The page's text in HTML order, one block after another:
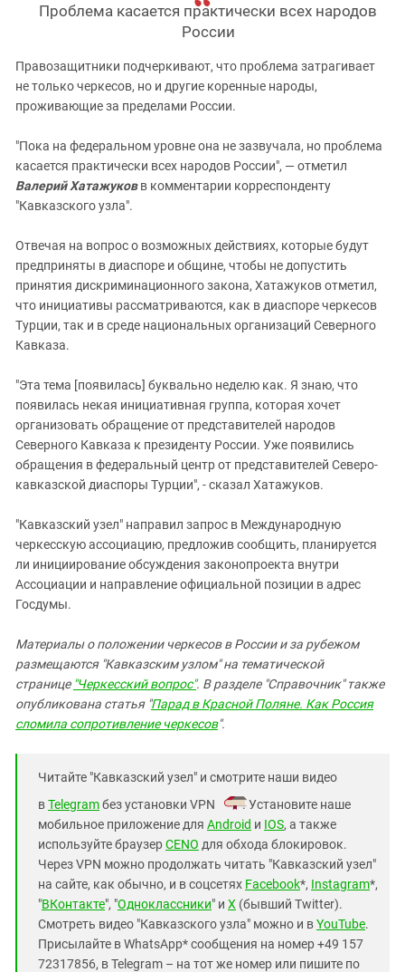
Проблема касается практически всех народов
России
Правозащитники подчеркивают, что проблема затрагивает
не только черкесов, но и другие коренные народы,
проживающие за пределами России.
"Пока на федеральном уровне она не зазвучала, но проблема
касается практически всех народов России", — отметил
ВалерийХатажуковв комментарии корреспонденту
"Кавказского узла".
Отвечая на вопрос о возможных действиях, которые будут
предприняты в диаспоре и общине, чтобы не допустить
принятия дискриминационного закона, Хатажуков отметил,
что инициативы рассматриваются, как в диаспоре черкесов
Турции, так и в среде национальных организаций Северного
Кавказа.
"Эта тема [появилась] буквально неделю как. Я знаю, что
появилась некая инициативная группа, которая хочет
организовать обращение от представителей народов
Северного Кавказа к президенту России. Уже появились
обращения в федеральный центр от представителей Северо-
кавказской диаспоры Турции", - сказал Хатажуков.
"Кавказский узел" направил запрос в Международную
черкесскую ассоциацию, предложив сообщить, планируется
ли инициирование обсуждения законопроекта внутри
Ассоциации и направление официальной позиции в адрес
Госдумы.
Материалы о положении черкесов в России и за рубежом
размещаются "Кавказским узлом" на тематической
странице "Черкесский вопрос". В разделе "Справочник" также
опубликована статья "Парад в Красной Поляне. Как Россия
сломила сопротивление черкесов".
Читайте "Кавказский узел" и смотрите наши видео
вTelegramбез установки VPN
. Установите наше
мобильное приложение для Android и IOS, а также
используйте браузерCENO для обхода блокировок.
Через VPN можно продолжать читать "Кавказский узел"
на сайте, как обычно, и в соцсетях Facebook*, Instagram*,
"ВКонтакте", "Одноклассники" и X (бывший Twitter).
Смотреть видео "Кавказского узла" можно и вYouTube.
Присылайте в WhatsApp* сообщения на номер +49 157
72317856, в Telegram – на тот же номер или пишите по